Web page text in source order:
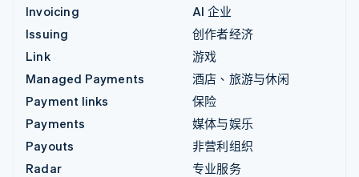
Invoicing
Issuing
Link
Managed Payments
Payment links
Payments
Payouts
Radar
AI 企业
创作者经济
游戏
酒店、旅游与休闲
保险
媒体与娱乐
非营利组织
专业服务